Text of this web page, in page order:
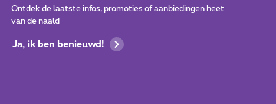
Ontdek de laatste infos, promoties of aanbiedingen heet
van de naald
Ja, ik ben benieuwd!